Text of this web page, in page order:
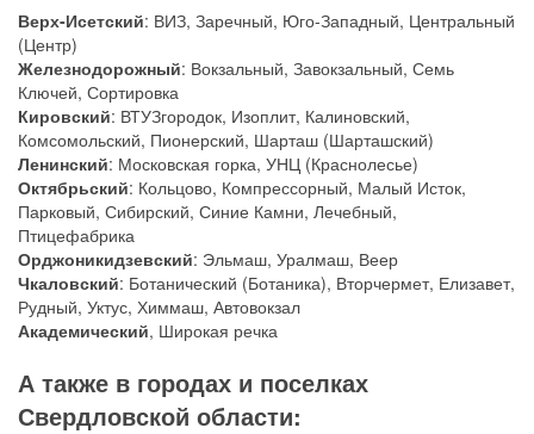
Верх-Исетский: ВИЗ, Заречный, Юго-Западный, Центральный
(Центр)
Железнодорожный: Вокзальный, Завокзальный, Семь
Ключей, Сортировка
Кировский: ВТУЗгородок, Изоплит, Калиновский,
Комсомольский, Пионерский, Шарташ (Шарташский)
Ленинский: Московская горка, УНЦ (Краснолесье)
Октябрьский: Кольцово, Компрессорный, Малый Исток,
Парковый, Сибирский, Синие Камни, Лечебный,
Птицефабрика
Орджоникидзевский: Эльмаш, Уралмаш, Веер
Чкаловский: Ботанический (Ботаника), Вторчермет, Елизавет,
Рудный, Уктус, Химмаш, Автовокзал
Академический, Широкая речка
А также в городах и поселках
Свердловской области: